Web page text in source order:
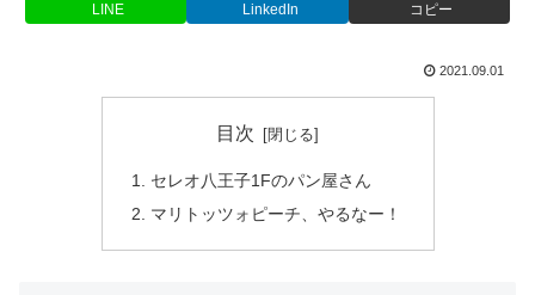
LINE LinkedIn コピー
2021.09.01
目次
セレオ八王子1Fのパン屋さん
マリトッツォピーチ、やるなー！